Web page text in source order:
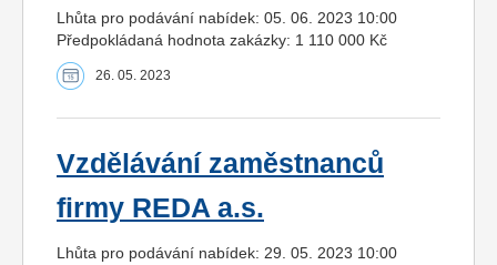
Lhůta pro podávání nabídek: 05. 06. 2023 10:00
Předpokládaná hodnota zakázky: 1 110 000 Kč
26. 05. 2023
Vzdělávání zaměstnanců
firmy REDA a.s.
Lhůta pro podávání nabídek: 29. 05. 2023 10:00